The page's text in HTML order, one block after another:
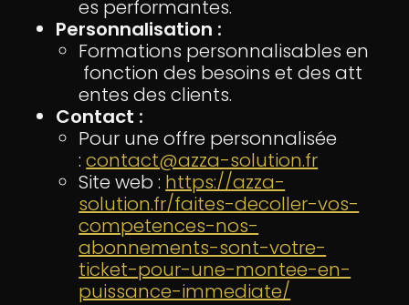
es performantes.
Personnalisation :
Formations personnalisables en
fonction des besoins et des att
entes des clients.
Contact :
Pour une offre personnalisée
: contact@azza-solution.fr
Site web : https://azza-
solution.fr/faites-decoller-vos-
competences-nos-
abonnements-sont-votre-
ticket-pour-une-montee-en-
puissance-immediate/